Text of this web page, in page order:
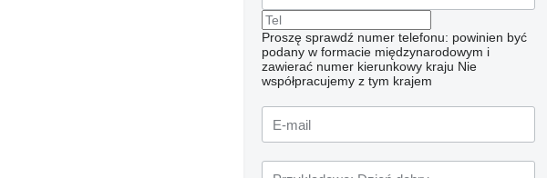
Proszę sprawdź numer telefonu: powinien być
podany w formacie międzynarodowym i
zawierać numer kierunkowy kraju Nie
współpracujemy z tym krajem